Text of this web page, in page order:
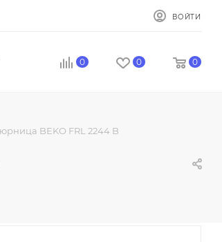
ВОЙТИ
0 0 0
BEKO FRL 2244 B